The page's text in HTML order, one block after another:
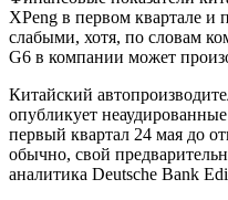
XPeng в первом квартале и
слабыми, хотя, по словам
G6 в компании может
Китайский
опубликует
первый квартал 24 мая до
обычно, свой
аналитика Deutsche Bank